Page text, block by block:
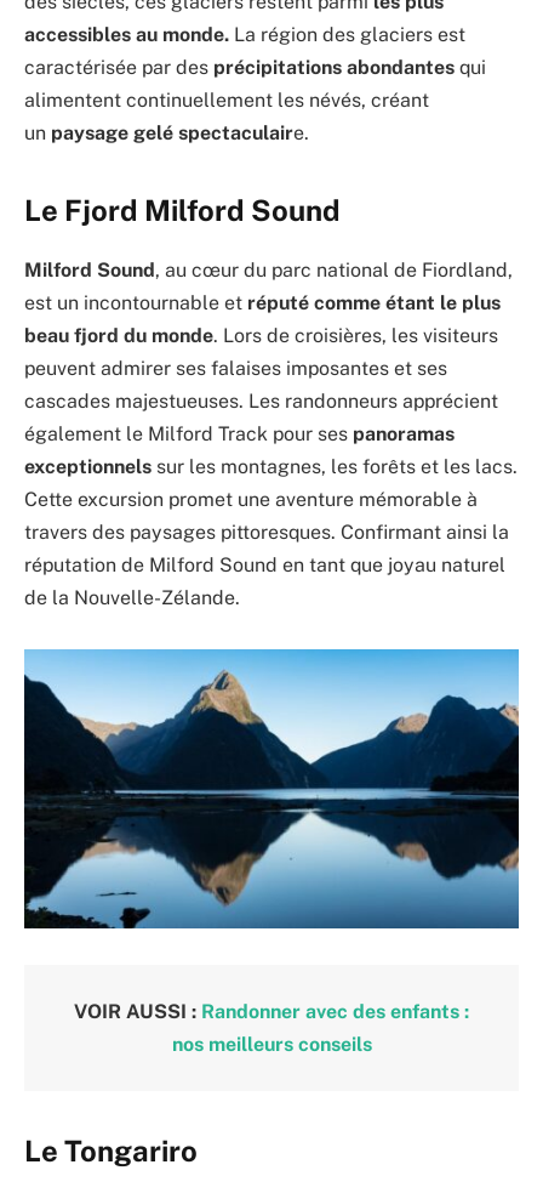
accessibles au monde. La région des glaciers est
caractérisée par des précipitations abondantes qui
alimentent continuellement les névés, créant
un paysage gelé spectaculaire.
Le Fjord Milford Sound
Milford Sound, au cœur du parc national de Fiordland,
est un incontournable et réputé comme étant le plus
beau fjord du monde. Lors de croisières, les visiteurs
peuvent admirer ses falaises imposantes et ses
cascades majestueuses. Les randonneurs apprécient
également le Milford Track pour ses panoramas
exceptionnels sur les montagnes, les forêts et les lacs.
Cette excursion promet une aventure mémorable à
travers des paysages pittoresques. Confirmant ainsi la
réputation de Milford Sound en tant que joyau naturel
de la Nouvelle-Zélande.
VOIR AUSSI : Randonner avec des enfants :
nos meilleurs conseils
Le Tongariro